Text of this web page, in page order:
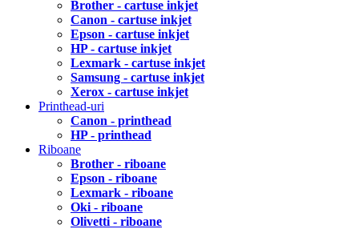
Brother - cartuse inkjet
Canon - cartuse inkjet
Epson - cartuse inkjet
HP - cartuse inkjet
Lexmark - cartuse inkjet
Samsung - cartuse inkjet
Xerox - cartuse inkjet
Printhead-uri
Canon - printhead
HP - printhead
Riboane
Brother - riboane
Epson - riboane
Lexmark - riboane
Oki - riboane
Olivetti - riboane